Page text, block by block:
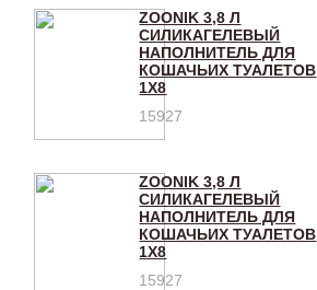
ZOONIK 3,8 Л
СИЛИКАГЕЛЕВЫЙ
НАПОЛНИТЕЛЬ ДЛЯ
КОШАЧЬИХ ТУАЛЕТОВ
1Х8
15927
ZOONIK 3,8 Л
СИЛИКАГЕЛЕВЫЙ
НАПОЛНИТЕЛЬ ДЛЯ
КОШАЧЬИХ ТУАЛЕТОВ
1Х8
15927